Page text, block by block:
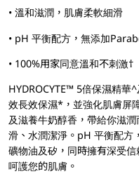
• 溫和滋潤，肌膚柔軟細滑
• pH 平衡配方，無添加
• 100%用家同意溫和不刺激†
HYDROCYTE™ 5倍保濕精華
效長效保濕*，並強化肌膚屏
及滋養牛奶醇香，帶給你滋
滑、水潤潔淨。pH 平衡配方
礦物油及矽，同時擁有深受
呵護您的肌膚。